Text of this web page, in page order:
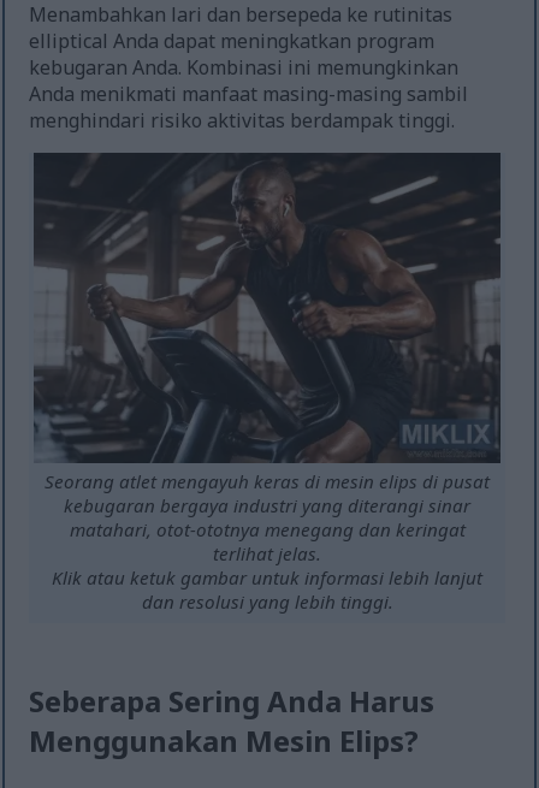
Menambahkan lari dan bersepeda ke rutinitas
elliptical Anda dapat meningkatkan program
kebugaran Anda. Kombinasi ini memungkinkan
Anda menikmati manfaat masing-masing sambil
menghindari risiko aktivitas berdampak tinggi.
Seorang atlet mengayuh keras di mesin elips di pusat
kebugaran bergaya industri yang diterangi sinar
matahari, otot-ototnya menegang dan keringat
terlihat jelas.
Klik atau ketuk gambar untuk informasi lebih lanjut
dan resolusi yang lebih tinggi.
Seberapa Sering Anda Harus
Menggunakan Mesin Elips?